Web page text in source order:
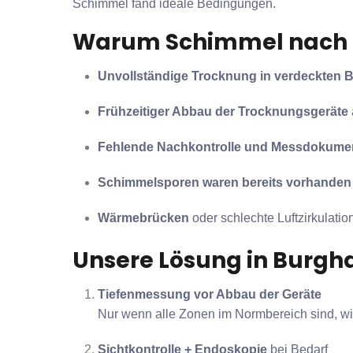
Schimmel fand ideale Bedingungen.
Warum Schimmel
Unvollständige Trocknung in verdeckten
Frühzeitiger Abbau der Trocknungsgeräte
Fehlende Nachkontrolle und
Schimmelsporen waren bereits vorhanden
Wärmebrücken oder schlechte
Unsere Lösung in
Tiefenmessung vor Abbau der Geräte
Nur wenn alle Zonen im Normbereich sind,
Sichtkontrolle + Endoskopie bei Bedarf